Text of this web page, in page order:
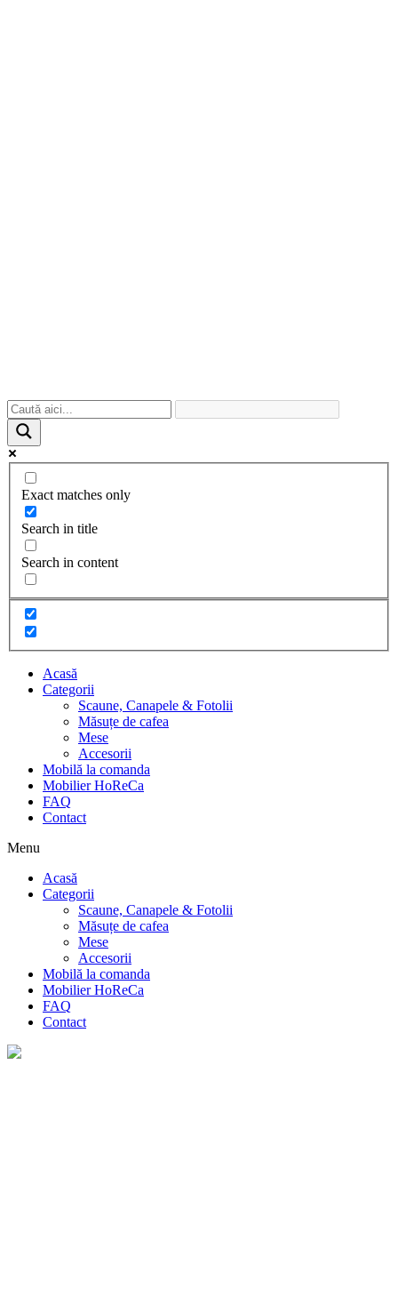
Exact matches only
Search in title
Search in content
Acasă
Categorii
Scaune, Canapele & Fotolii
Măsuțe de cafea
Mese
Accesorii
Mobilă la comanda
Mobilier HoReCa
FAQ
Contact
Menu
Acasă
Categorii
Scaune, Canapele & Fotolii
Măsuțe de cafea
Mese
Accesorii
Mobilă la comanda
Mobilier HoReCa
FAQ
Contact